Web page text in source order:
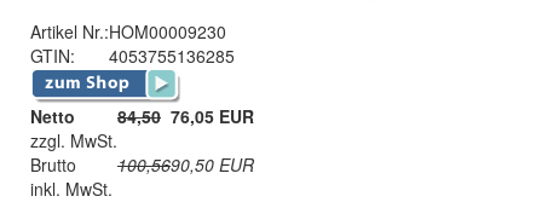
Artikel Nr.:HOM00009230
GTIN:
4053755136285
Netto 84,50 76,05 EUR
zzgl. MwSt.
Brutto
100,5690,50 EUR
inkl. MwSt.